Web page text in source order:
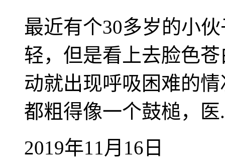
最近有个30多岁的小
轻，但是看上去脸色
动就出现呼吸困难的
都粗得像一个鼓槌，医
2019年11月16日